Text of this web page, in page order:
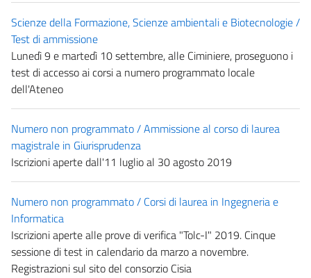
Scienze della Formazione, Scienze ambientali e Biotecnologie /
Test di ammissione
Lunedì 9 e martedì 10 settembre, alle Ciminiere, proseguono i
test di accesso ai corsi a numero programmato locale
dell'Ateneo
Numero non programmato / Ammissione al corso di laurea
magistrale in Giurisprudenza
Iscrizioni aperte dall'11 luglio al 30 agosto 2019
Numero non programmato / Corsi di laurea in Ingegneria e
Informatica
Iscrizioni aperte alle prove di verifica "Tolc-I" 2019. Cinque
sessione di test in calendario da marzo a novembre.
Registrazioni sul sito del consorzio Cisia